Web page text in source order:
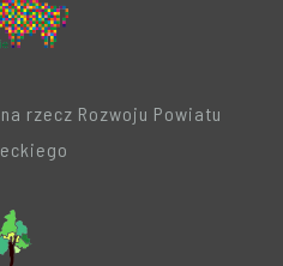
rzecz Rozwoju Powiatu